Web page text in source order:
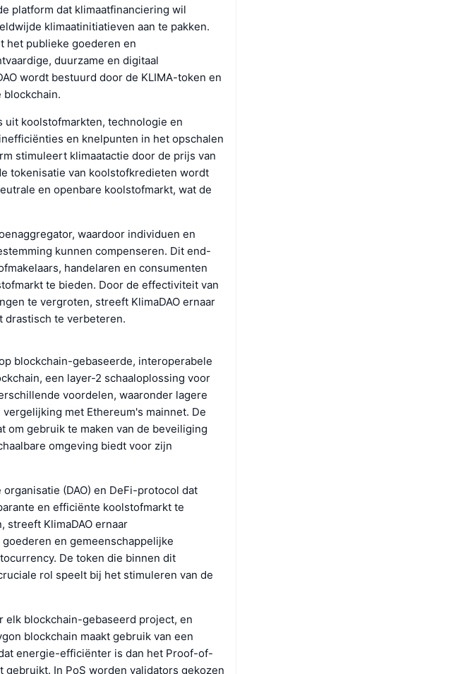
platform dat klimaatfinanciering wil
klimaatinitiatieven aan te pakken.
het publieke goederen en
duurzame en digitaal
wordt bestuurd door de KLIMA-token en
blockchain.
uit koolstofmarkten, technologie en
en knelpunten in het opschalen
stimuleert klimaatactie door de prijs van
tokenisatie van koolstofkredieten wordt
en openbare koolstofmarkt, wat de
waardoor individuen en
kunnen compenseren. Dit end-
handelaren en consumenten
te bieden. Door de effectiviteit van
te vergroten, streeft KlimaDAO ernaar
drastisch te verbeteren.
blockchain-gebaseerde, interoperabele
een layer-2 schaaloplossing voor
voordelen, waaronder lagere
met Ethereum's mainnet. De
om gebruik te maken van de beveiliging
omgeving biedt voor zijn
(DAO) en DeFi-protocol dat
en efficiënte koolstofmarkt te
KlimaDAO ernaar
en gemeenschappelijke
De token die binnen dit
rol speelt bij het stimuleren van de
blockchain-gebaseerd project, en
blockchain maakt gebruik van een
energie-efficiënter is dan het Proof-of-
gebruikt. In PoS worden validators gekozen